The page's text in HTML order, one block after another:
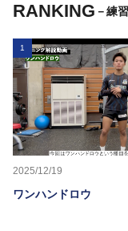
RANKING －練
1
2025/12/19
ワンハンドロウ